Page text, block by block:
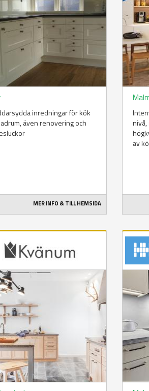
inredningar för kök
även renovering och
MER INFO & TILL HEMSIDA
av